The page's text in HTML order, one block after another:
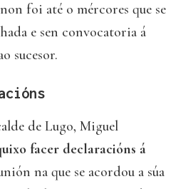
foi até o mércores que se
e sen convocatoria á
sucesor.
de Lugo, Miguel
facer declaracións á
na que se acordou a súa